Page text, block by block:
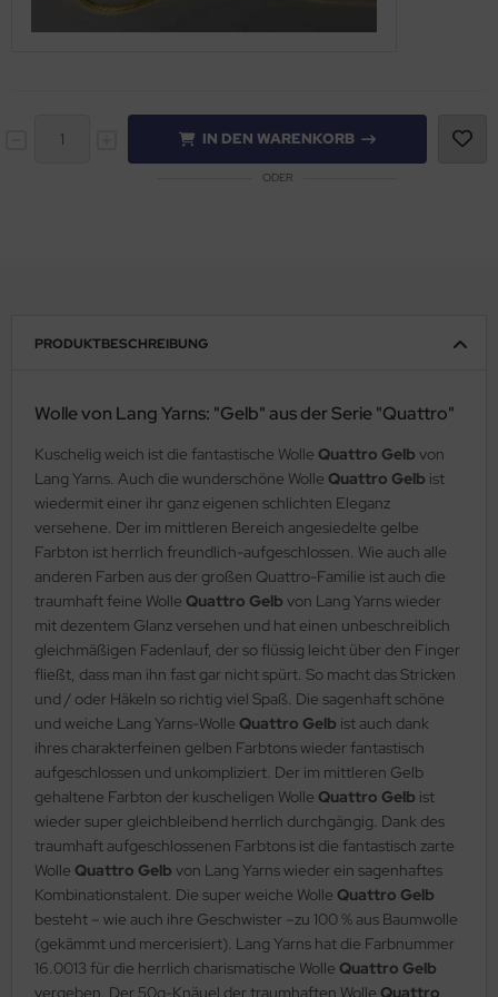
IN DEN WARENKORB
ODER
PRODUKTBESCHREIBUNG
Wolle von Lang Yarns: "Gelb" aus der Serie "Quattro"
Kuschelig weich ist die fantastische Wolle Quattro Gelb von
Lang Yarns. Auch die wunderschöne Wolle Quattro Gelb ist
wiedermit einer ihr ganz eigenen schlichten Eleganz
versehene. Der im mittleren Bereich angesiedelte gelbe
Farbton ist herrlich freundlich-aufgeschlossen. Wie auch alle
anderen Farben aus der großen Quattro-Familie ist auch die
traumhaft feine Wolle Quattro Gelb von Lang Yarns wieder
mit dezentem Glanz versehen und hat einen unbeschreiblich
gleichmäßigen Fadenlauf, der so flüssig leicht über den Finger
fließt, dass man ihn fast gar nicht spürt. So macht das Stricken
und / oder Häkeln so richtig viel Spaß. Die sagenhaft schöne
und weiche Lang Yarns-Wolle Quattro Gelb ist auch dank
ihres charakterfeinen gelben Farbtons wieder fantastisch
aufgeschlossen und unkompliziert. Der im mittleren Gelb
gehaltene Farbton der kuscheligen Wolle Quattro Gelb ist
wieder super gleichbleibend herrlich durchgängig. Dank des
traumhaft aufgeschlossenen Farbtons ist die fantastisch zarte
Wolle Quattro Gelb von Lang Yarns wieder ein sagenhaftes
Kombinationstalent. Die super weiche Wolle Quattro Gelb
besteht – wie auch ihre Geschwister –zu 100 % aus Baumwolle
(gekämmt und mercerisiert). Lang Yarns hat die Farbnummer
16.0013 für die herrlich charismatische Wolle Quattro Gelb
vergeben. Der 50g-Knäuel der traumhaften Wolle Quattro